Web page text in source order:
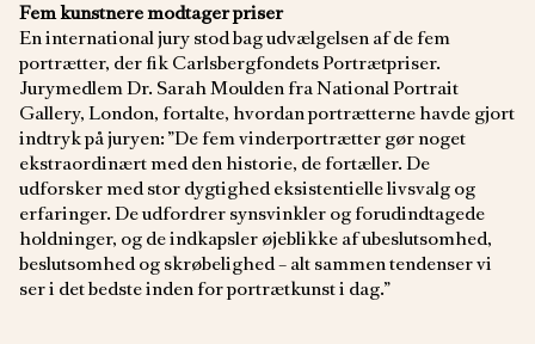
Fem kunstnere modtager priser
En international jury stod bag udvælgelsen af de fem
portrætter, der fik Carlsbergfondets Portrætpriser.
Jurymedlem Dr. Sarah Moulden fra National Portrait
Gallery, London, fortalte, hvordan portrætterne havde gjort
indtryk på juryen: ”De fem vinderportrætter gør noget
ekstraordinært med den historie, de fortæller. De
udforsker med stor dygtighed eksistentielle livsvalg og
erfaringer. De udfordrer synsvinkler og forudindtagede
holdninger, og de indkapsler øjeblikke af ubeslutsomhed,
beslutsomhed og skrøbelighed – alt sammen tendenser vi
ser i det bedste inden for portrætkunst i dag.”